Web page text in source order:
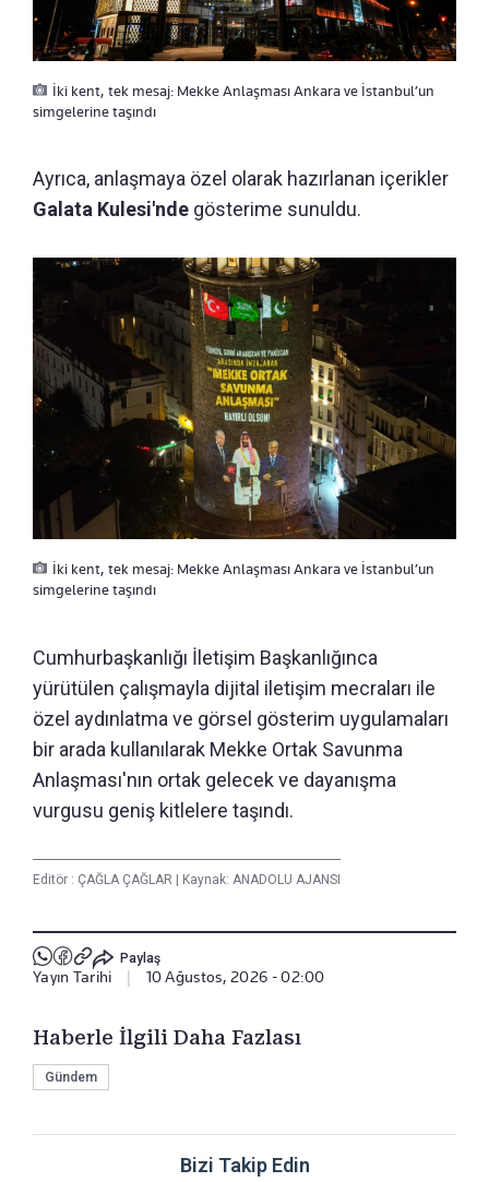
İki kent, tek mesaj: Mekke Anlaşması Ankara ve İstanbul’un
simgelerine taşındı
Ayrıca, anlaşmaya özel olarak hazırlanan içerikler
Galata Kulesi'nde gösterime sunuldu.
İki kent, tek mesaj: Mekke Anlaşması Ankara ve İstanbul’un
simgelerine taşındı
Cumhurbaşkanlığı İletişim Başkanlığınca
yürütülen çalışmayla dijital iletişim mecraları ile
özel aydınlatma ve görsel gösterim uygulamaları
bir arada kullanılarak Mekke Ortak Savunma
Anlaşması'nın ortak gelecek ve dayanışma
vurgusu geniş kitlelere taşındı.
Editör : ÇAĞLA ÇAĞLAR Kaynak: ANADOLU AJANSI
Paylaş
Yayın Tarihi 10 Ağustos, 2026 - 02:00
Haberle İlgili Daha Fazlası
Gündem
Bizi Takip Edin